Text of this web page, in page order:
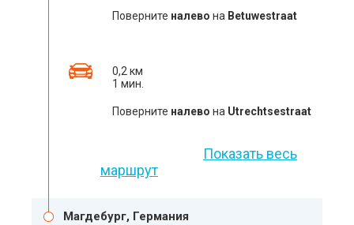
Поверните налево на Betuwestraat
0,2 км
1 мин.
Поверните налево на Utrechtsestraat
Показать весь
маршрут
Магдебург, Германия